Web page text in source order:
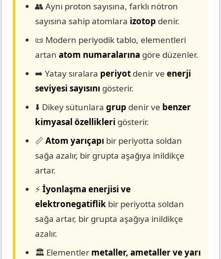
👥 Aynı proton sayısına, farklı nötron
sayısına sahip atomlara izotop denir.
📜 Modern periyodik tablo, elementleri
artan atom numaralarına göre düzenler.
➡️ Yatay sıralara periyot denir ve enerji
seviyesi sayısını gösterir.
⬇️ Dikey sütunlara grup denir ve benzer
kimyasal özellikleri gösterir.
📏 Atom yarıçapı bir periyotta soldan
sağa azalır, bir grupta aşağıya inildikçe
artar.
⚡ İyonlaşma enerjisi ve
elektronegatiflik bir periyotta soldan
sağa artar, bir grupta aşağıya inildikçe
azalır.
🏛️ Elementler metaller, ametaller ve yarı